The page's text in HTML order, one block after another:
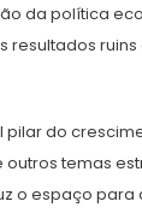
da política
resultados
pilar do
temas
o espaço para